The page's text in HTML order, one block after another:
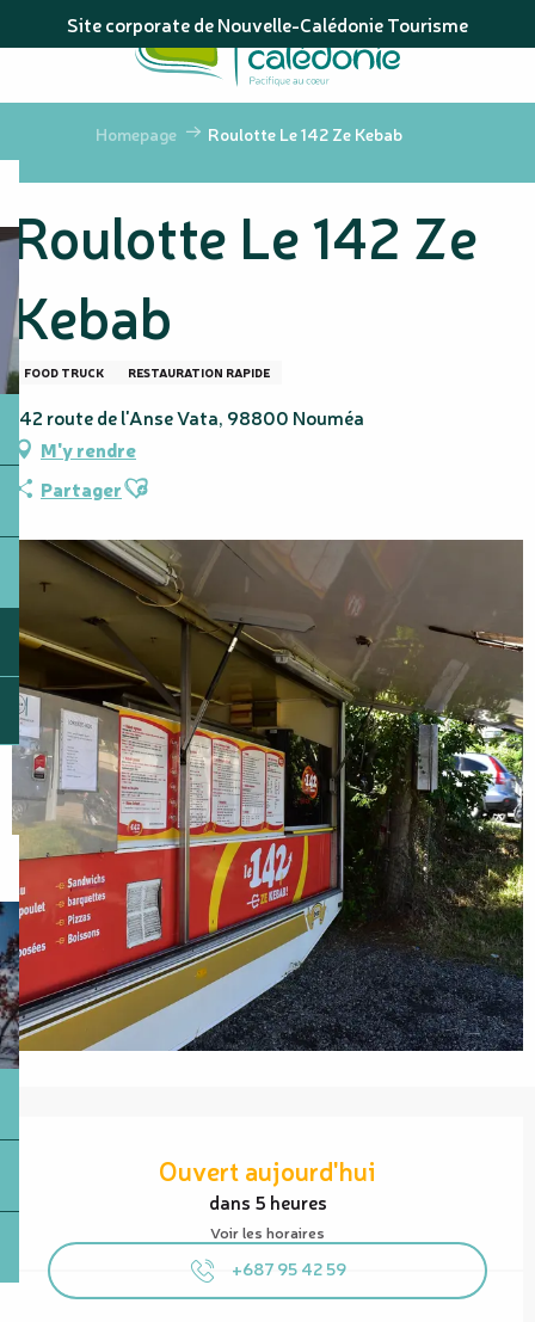
au
principal
Site corporate de Nouvelle-Calédonie Tourisme
Homepage Roulotte Le 142 Ze Kebab
Roulotte Le 142 Ze
Kebab
FOOD TRUCK RESTAURATION RAPIDE
142 route de l'Anse Vata, 98800 Nouméa
M'y rendre
PartagerAjouter aux favoris
Ouverture et coordonnées
Ouvert aujourd'hui
dans 5 heures
Voir les horaires
+687 95 42 59